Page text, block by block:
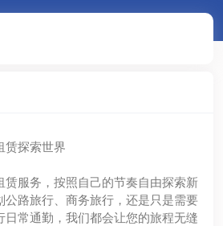
赁探索世界
赁服务，按照自己的节奏自由探索新
公路旅行、商务旅行，还是只是需要
日常通勤，我们都会让您的旅程无缝